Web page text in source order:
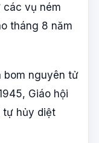
các vụ ném
tháng 8 năm
bom nguyên tử
Giáo hội
tự hủy diệt